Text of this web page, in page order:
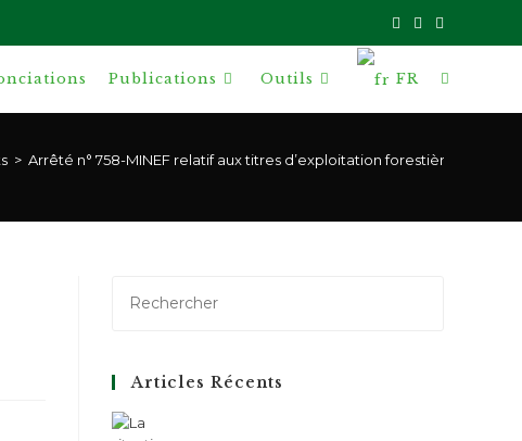
Publications Outils FR Toggle
> Arrêté n° 758-MINEF relatif aux titres d’exploitation forestière
Articles Récents